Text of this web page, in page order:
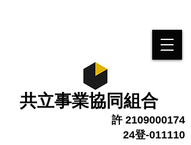
​共立事業協同組合
許 2109000174
24登-011110